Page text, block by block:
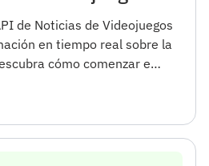
de Noticias de Videojuegos
en tiempo real sobre la
cómo comenzar e